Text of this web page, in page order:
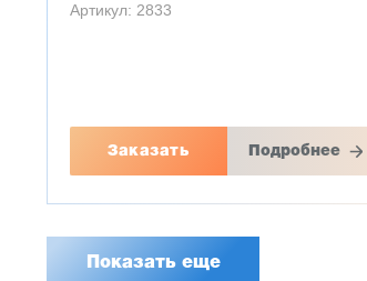
Артикул: 2833
Заказать Подробнее
Показать еще